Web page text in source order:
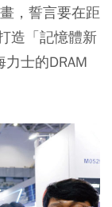
，誓言要在距
造「記憶體新
士的DRAM